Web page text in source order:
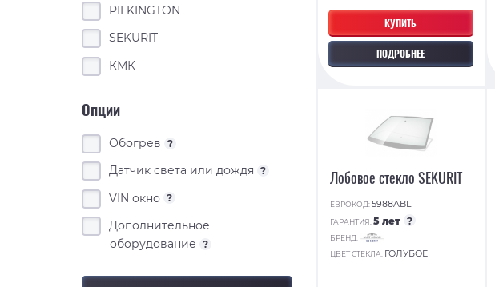
PILKINGTON
SEKURIT
КМК
Опции
Обогрев ?
Датчик света или дождя ?
VIN окно ?
Дополнительное
оборудование ?
КУПИТЬ
ПОДРОБНЕЕ
Лобовое стекло SEKURIT
ЕВРОКОД:5988ABL
ГАРАНТИЯ:5 лет ?
БРЕНД:
ЦВЕТ СТЕКЛА: ГОЛУБОЕ